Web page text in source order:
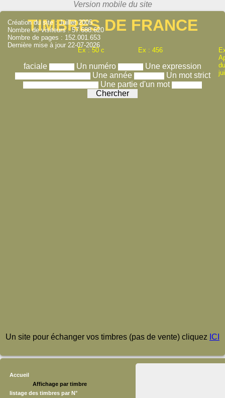
TIMBRES DE FRANCE
Ex : 50 c Ex : 456
faciale Un numéro
Une expression
Une année
Un mot strict
Une partie d'un mot
Création du site : Juillet 2005
Nombre de visiteurs : 57.688.620
Nombre de pages : 152.001.653
Dernière mise à jour 22-07-2026
Un site pour échanger vos timbres (pas de vente) cliquez ICI
Accueil
Affichage par timbre
listage des timbres par N°